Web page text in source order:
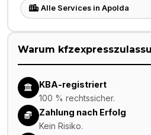
Alle Services in Apolda
Warum
KBA-registriert
100 % rechtssicher.
Zahlung nach Erfolg
Kein Risiko.